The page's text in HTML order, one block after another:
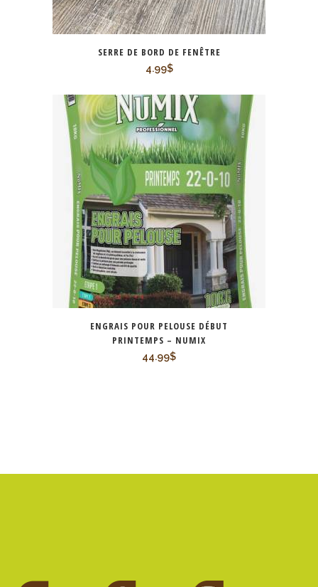
SERRE DE BORD DE FENÊTRE
4.99$
ENGRAIS POUR PELOUSE DÉBUT
PRINTEMPS – NUMIX
44.99$